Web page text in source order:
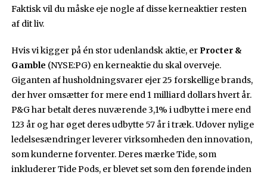
Faktisk vil du måske eje nogle af disse kerneaktier resten
af dit liv.
Hvis vi kigger på én stor udenlandsk aktie, er Procter &
Gamble (NYSE:PG) en kerneaktie du skal overveje.
Giganten af husholdningsvarer ejer 25 forskellige brands,
der hver omsætter for mere end 1 milliard dollars hvert år.
P&G har betalt deres nuværende 3,1% i udbytte i mere end
123 år og har øget deres udbytte 57 år i træk. Udover nylige
ledelsesændringer leverer virksomheden den innovation,
som kunderne forventer. Deres mærke Tide, som
inkluderer Tide Pods, er blevet set som den førende inden